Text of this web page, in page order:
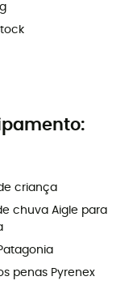
criança
chuva Aigle para
penas Pyrenex